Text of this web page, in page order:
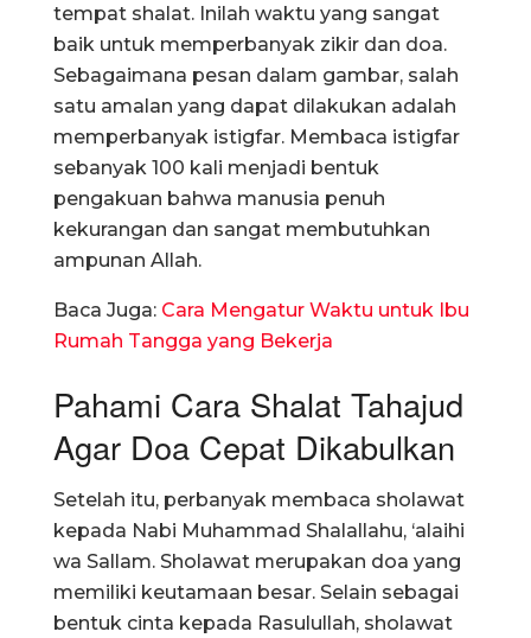
tempat shalat. Inilah waktu yang sangat
baik untuk memperbanyak zikir dan doa.
Sebagaimana pesan dalam gambar, salah
satu amalan yang dapat dilakukan adalah
memperbanyak istigfar. Membaca istigfar
sebanyak 100 kali menjadi bentuk
pengakuan bahwa manusia penuh
kekurangan dan sangat membutuhkan
ampunan Allah.
Baca Juga: Cara Mengatur Waktu untuk Ibu
Rumah Tangga yang Bekerja
Pahami Cara Shalat Tahajud
Agar Doa Cepat Dikabulkan
Setelah itu, perbanyak membaca sholawat
kepada Nabi Muhammad Shalallahu, ‘alaihi
wa Sallam. Sholawat merupakan doa yang
memiliki keutamaan besar. Selain sebagai
bentuk cinta kepada Rasulullah, sholawat